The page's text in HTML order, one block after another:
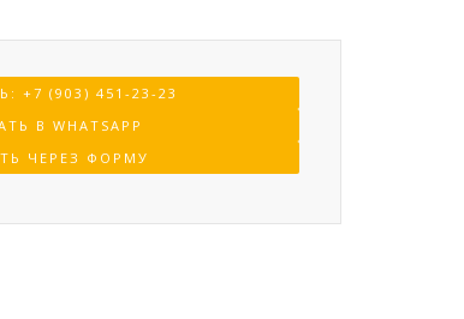
+7 (903) 451-23-23
В WHATSAPP
ЧЕРЕЗ ФОРМУ